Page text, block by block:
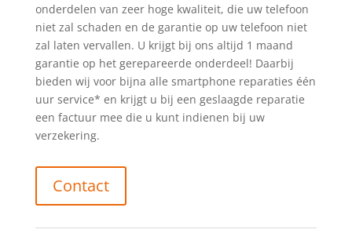
onderdelen van zeer hoge kwaliteit, die uw telefoon
niet zal schaden en de garantie op uw telefoon niet
zal laten vervallen. U krijgt bij ons altijd 1 maand
garantie op het gerepareerde onderdeel! Daarbij
bieden wij voor bijna alle smartphone reparaties één
uur service* en krijgt u bij een geslaagde reparatie
een factuur mee die u kunt indienen bij uw
verzekering.
Contact